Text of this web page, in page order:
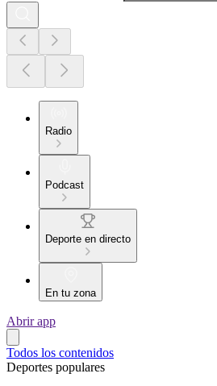
Radio
Podcast
Deporte en directo
En tu zona
Abrir app
Todos los contenidos
Deportes populares